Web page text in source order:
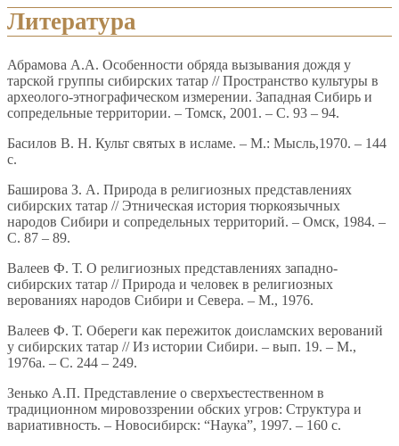
Литература
Абрамова А.А. Особенности обряда вызывания дождя у
тарской группы сибирских татар // Пространство культуры в
археолого-этнографическом измерении. Западная Сибирь и
сопредельные территории. – Томск, 2001. – С. 93 – 94.
Басилов В. Н. Культ святых в исламе. – М.: Мысль,1970. – 144
с.
Баширова З. А. Природа в религиозных представлениях
сибирских татар // Этническая история тюркоязычных
народов Сибири и сопредельных территорий. – Омск, 1984. –
С. 87 – 89.
Валеев Ф. Т. О религиозных представлениях западно-
сибирских татар // Природа и человек в религиозных
верованиях народов Сибири и Севера. – М., 1976.
Валеев Ф. Т. Обереги как пережиток доисламских верований
у сибирских татар // Из истории Сибири. – вып. 19. – М.,
1976а. – С. 244 – 249.
Зенько А.П. Представление о сверхъестественном в
традиционном мировоззрении обских угров: Структура и
вариативность. – Новосибирск: “Наука”, 1997. – 160 с.